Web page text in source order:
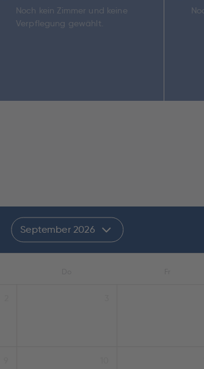
September 2026
Noch kein Zimmer und keine
Verpflegung gewählt.